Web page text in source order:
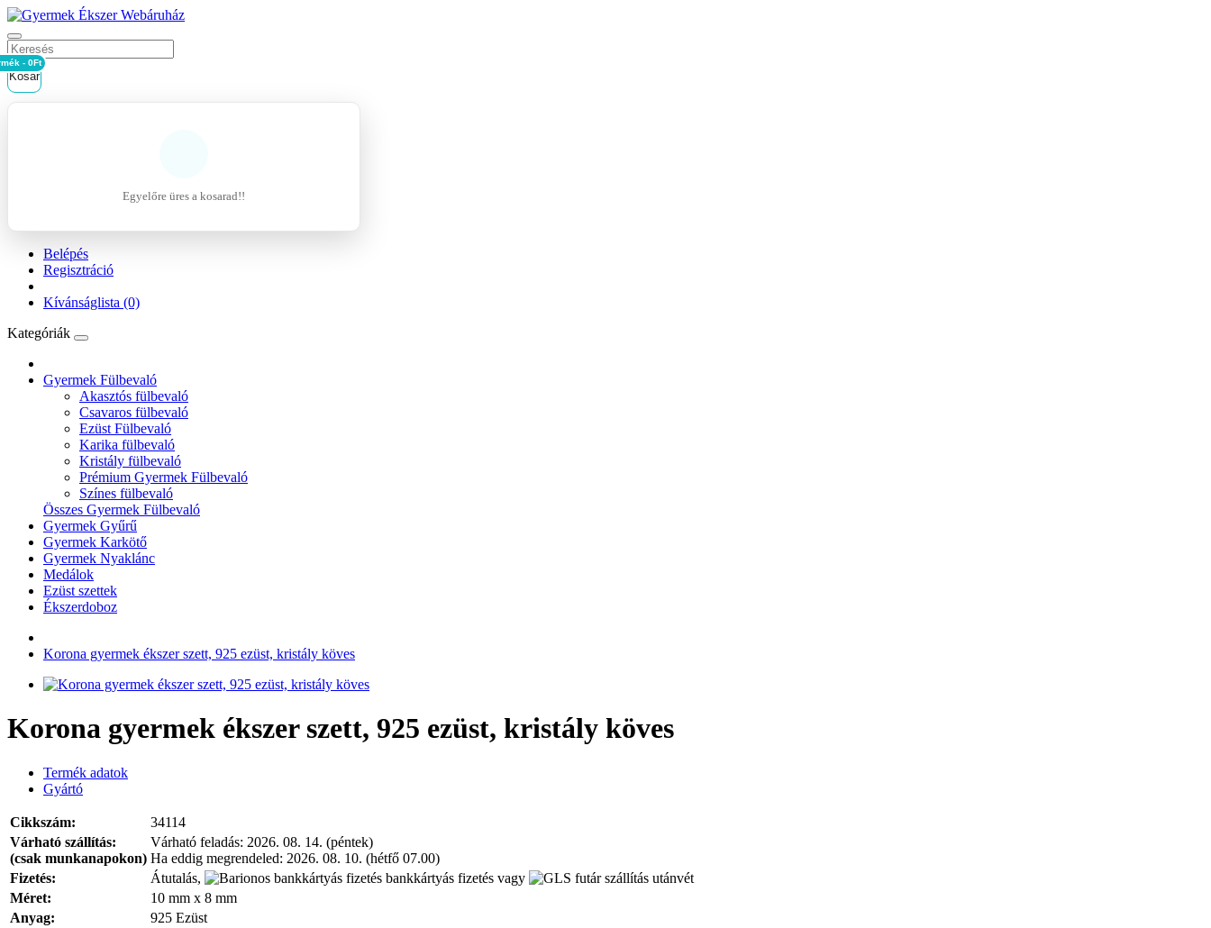
Kosár
- 0Ft
Egyelőre üres a kosarad!!
Belépés
Regisztráció
Kívánságlista (0)
Kategóriák
Gyermek Fülbevaló
Akasztós fülbevaló
Csavaros fülbevaló
Ezüst Fülbevaló
Karika fülbevaló
Kristály fülbevaló
Prémium Gyermek Fülbevaló
Színes fülbevaló
Összes Gyermek Fülbevaló
Gyermek Gyűrű
Gyermek Karkötő
Gyermek Nyaklánc
Medálok
Ezüst szettek
Ékszerdoboz
Korona gyermek ékszer szett, 925 ezüst, kristály köves
Korona gyermek ékszer szett, 925 ezüst, kristály köves
Termék adatok
Gyártó
Cikkszám:
34114
Várható szállítás:
(csak munkanapokon)
Várható feladás: 2026. 08. 14. (péntek)
Ha eddig megrendeled: 2026. 08. 10. (hétfő 07.00)
Fizetés:
Átutalás, bankkártyás fizetés vagy
utánvét
Méret:
10 mm x 8 mm
Anyag:
925 Ezüst